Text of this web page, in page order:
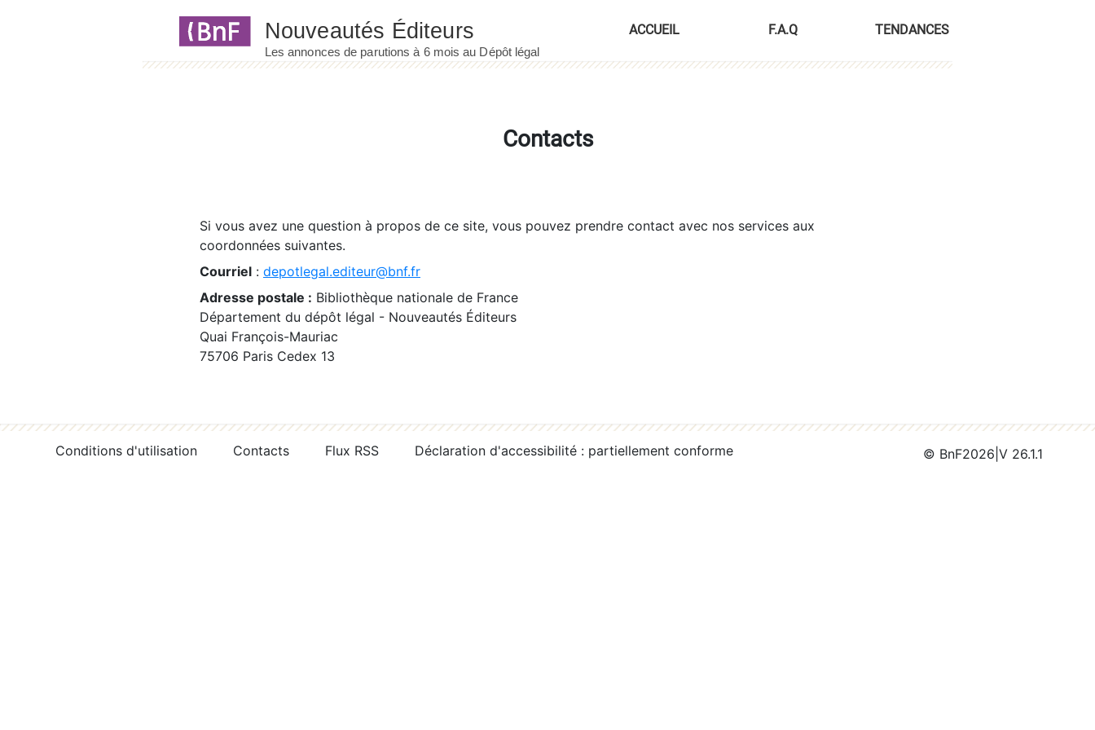
ACCUEIL F.A.Q TENDANCES
Contacts
Si vous avez une question à propos de ce site, vous pouvez prendre contact avec nos services aux
coordonnées suivantes.
Courriel : depotlegal.editeur@bnf.fr
Adresse postale : Bibliothèque nationale de France
Département du dépôt légal - Nouveautés Éditeurs
Quai François-Mauriac
75706 Paris Cedex 13
Conditions d'utilisation Contacts Flux RSS Déclaration d'accessibilité : partiellement conforme © BnF2026 V 26.1.1